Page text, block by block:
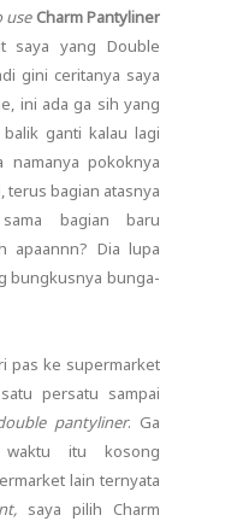
use Charm Pantyliner
saya yang Double
gini ceritanya saya
ini ada ga sih yang
ganti kalau lagi
namanya pokoknya
terus bagian atasnya
bagian baru
apaannn? Dia lupa
bungkusnya bunga-
pas ke supermarket
persatu sampai
pantyliner. Ga
waktu itu kosong
lain ternyata
saya pilih Charm